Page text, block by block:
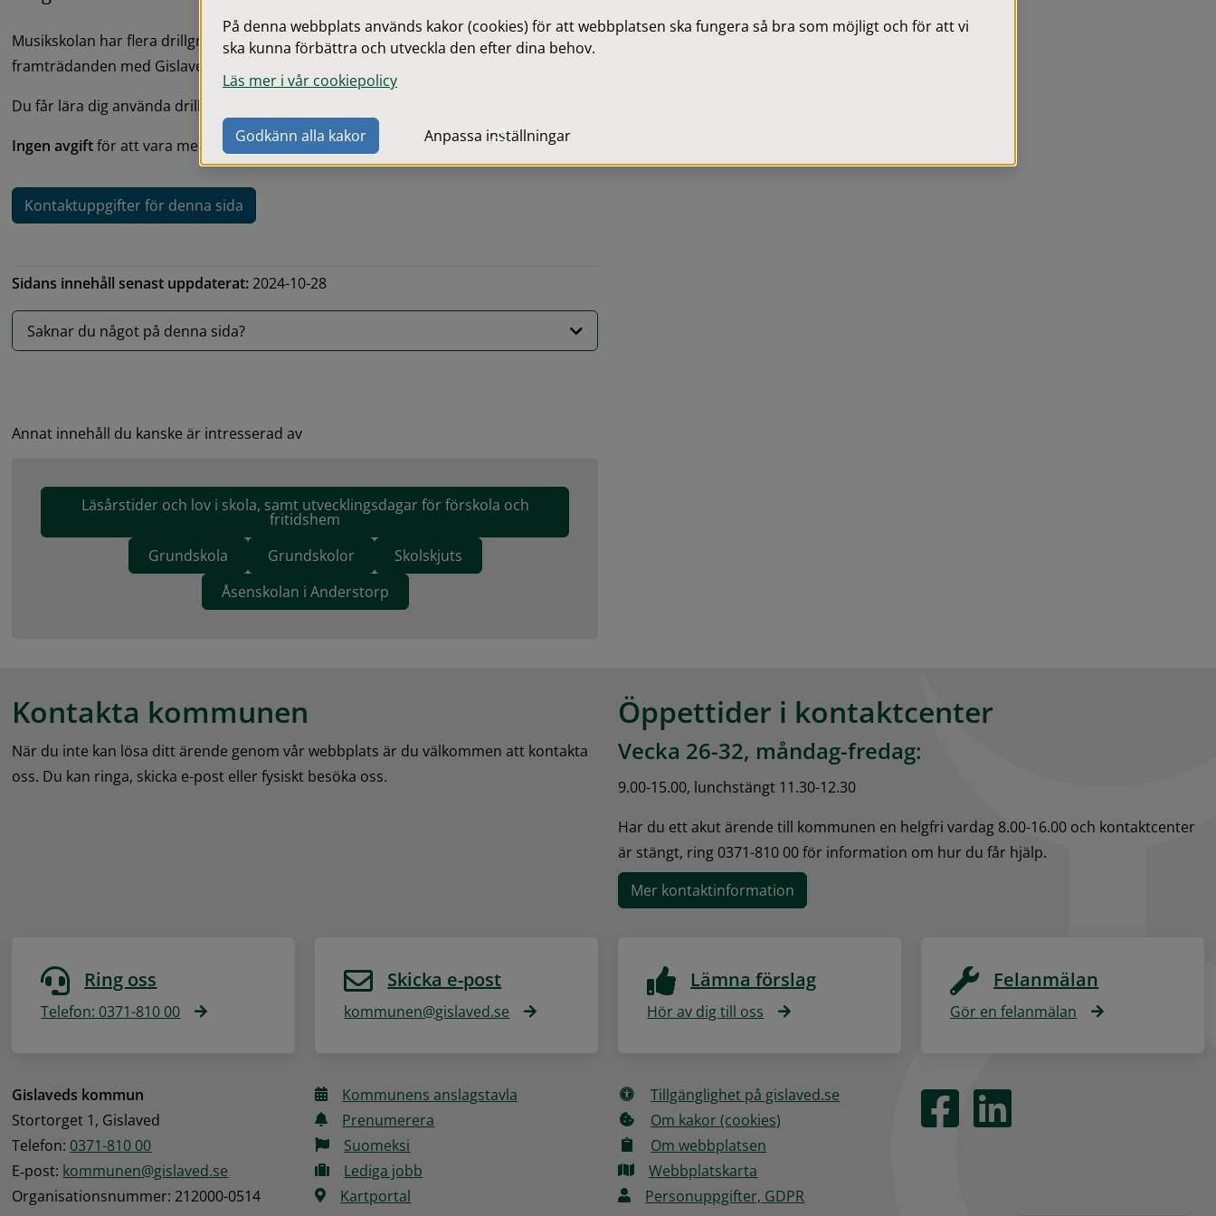
Musikskolan har flera drillgrupper som medverkar under konserter och
framträdanden med Gislaved Drum Corps och andra av Musikskolans orkestrar.
Du får lära dig använda drillstav, pompoms och flaggor.
Ingen avgift för att vara med och drilla.
Kontaktuppgifter för denna sida
Sidans innehåll senast uppdaterat: 2024-10-28
Saknar du något på denna sida?
Annat innehåll du kanske är intresserad av
Läsårstider och lov i skola, samt utvecklingsdagar för förskola och
fritidshem
Grundskola
Grundskolor
Skolskjuts
Åsenskolan i Anderstorp
Kontakta kommunen
När du inte kan lösa ditt ärende genom vår webbplats är du välkommen att kontakta
oss. Du kan ringa, skicka e-post eller fysiskt besöka oss.
Öppettider i kontaktcenter
Vecka 26-32, måndag-fredag:
9.00-15.00, lunchstängt 11.30-12.30
Har du ett akut ärende till kommunen en helgfri vardag 8.00-16.00 och kontaktcenter
är stängt, ring 0371-810 00 för information om hur du får hjälp.
Mer kontaktinformation
Ring oss
Telefon: 0371-810 00
Skicka e-post
kommunen@gislaved.se
Lämna förslag
Hör av dig till oss
Felanmälan
Gör en felanmälan
Gislaveds kommun
Stortorget 1, Gislaved
Telefon: 0371-810 00
E‑post: kommunen@gislaved.se
Organisationsnummer: 212000-0514
Kommunens anslagstavla
Prenumerera
Suomeksi
Lediga jobb
Kartportal
Tillgänglighet på gislaved.se
Om kakor (cookies)
Om webbplatsen
Webbplatskarta
Personuppgifter, GDPR
På denna webbplats används kakor (cookies) för att webbplatsen ska fungera så bra som möjligt och för att vi
ska kunna förbättra och utveckla den efter dina behov.
Läs mer i vår cookiepolicy
Godkänn alla kakor Anpassa inställningar